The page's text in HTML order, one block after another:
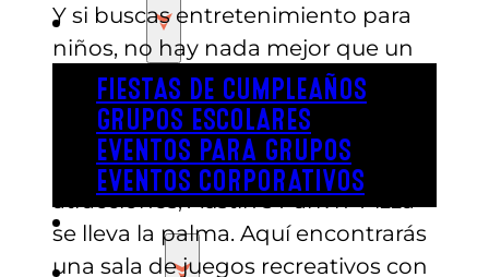
FIESTA
FIESTAS DE CUMPLEAÑOS
GRUPOS ESCOLARES
EVENTOS PARA GRUPOS
EVENTOS CORPORATIVOS
REVL
PRECIOS
Y si buscas entretenimiento para
niños, no hay nada mejor que un
día de diversión y juegos en
Austin’s Park n’ Pizza.
Cuando se trata de parques de
atracciones, Austin’s Park n’ Pizza
se lleva la palma. Aquí encontrarás
una sala de juegos recreativos con